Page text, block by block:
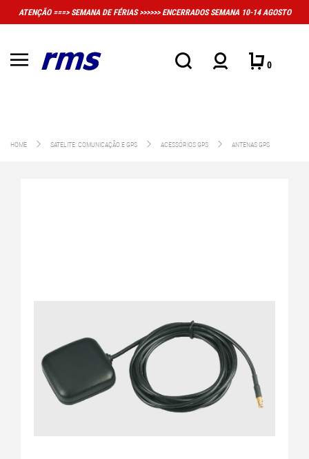
FÉRIAS >>>>>> ENCERRADOS SEMANA 10-14 AGOSTO
MUITO IMPORTANTE:
0
HOME SATELITE: COMUNICAÇÃO E GPS ACESSÓRIOS GPS ANTENAS GPS